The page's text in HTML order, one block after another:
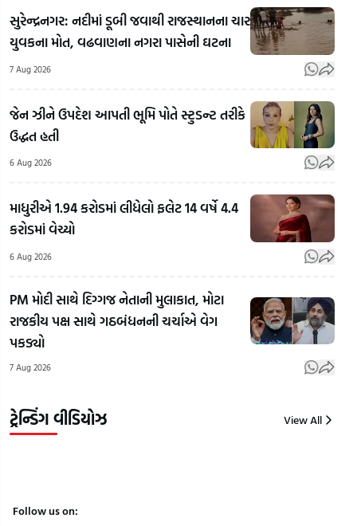
સુરેન્દ્રનગર: નદીમાં ડૂબી જવાથી રાજસ્થાનના ચાર
યુવકના મોત, વઢવાણના નગરા પાસેની ઘટના
7 Aug 2026
જેન ઝીને ઉપદેશ આપતી ભૂમિ પોતે સ્ટુડન્ટ તરીકે
ઉદ્ધત હતી
6 Aug 2026
માધુરીએ 1.94 કરોડમાં લીધેલો ફલેટ 14 વર્ષે 4.4
કરોડમાં વેચ્યો
6 Aug 2026
PM મોદી સાથે દિગ્ગજ નેતાની મુલાકાત, મોટા
રાજકીય પક્ષ સાથે ગઠબંધનની ચર્ચાએ વેગ
પકડ્યો
7 Aug 2026
ટ્રેન્ડિંગ વીડિયોઝ View All
Gandhi's
Favourite
BJP
રાહુલ
ગાંધીના
ફેવરિટ
ભાજપ
નેતા કોણ?
Samacha
7
અલમોડાના
પહેલી
ઈલેક્ટ્રિક
ઉડતી કાર!
Follow us on: